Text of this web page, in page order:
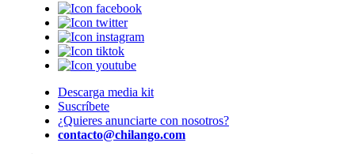
Descarga media kit
Suscríbete
¿Quieres anunciarte con nosotros?
contacto@chilango.com